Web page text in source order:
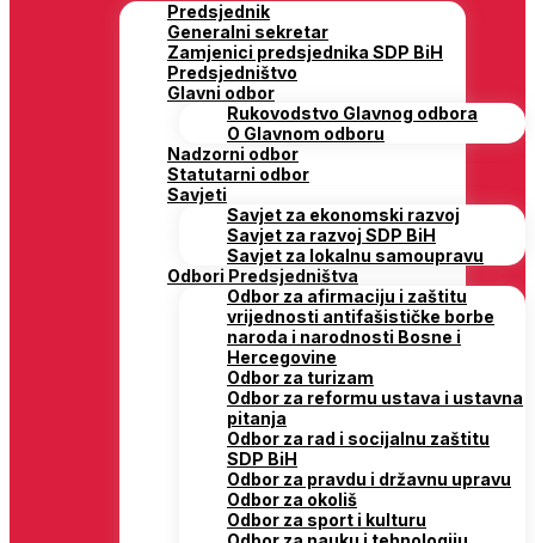
Predsjednik
Generalni sekretar
Zamjenici predsjednika SDP BiH
Predsjedništvo
Glavni odbor
Rukovodstvo Glavnog odbora
O Glavnom odboru
Nadzorni odbor
Statutarni odbor
Savjeti
Savjet za ekonomski razvoj
Savjet za razvoj SDP BiH
Savjet za lokalnu samoupravu
Odbori Predsjedništva
Odbor za afirmaciju i zaštitu
vrijednosti antifašističke borbe
naroda i narodnosti Bosne i
Hercegovine
Odbor za turizam
Odbor za reformu ustava i ustavna
pitanja
Odbor za rad i socijalnu zaštitu
SDP BiH
Odbor za pravdu i državnu upravu
Odbor za okoliš
Odbor za sport i kulturu